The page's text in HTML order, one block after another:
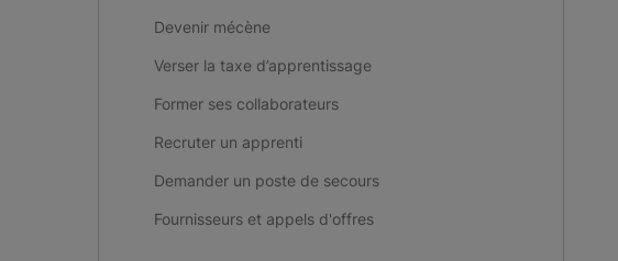
Devenir mécène
Verser la taxe d’apprentissage
Former ses collaborateurs
Recruter un apprenti
Demander un poste de secours
Fournisseurs et appels d'offres